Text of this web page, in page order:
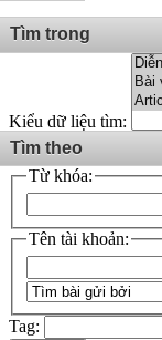
Tìm trong
Kiểu dữ liệu tìm:
Tìm theo
Từ khóa:
Tên tài khoản:
Tag: